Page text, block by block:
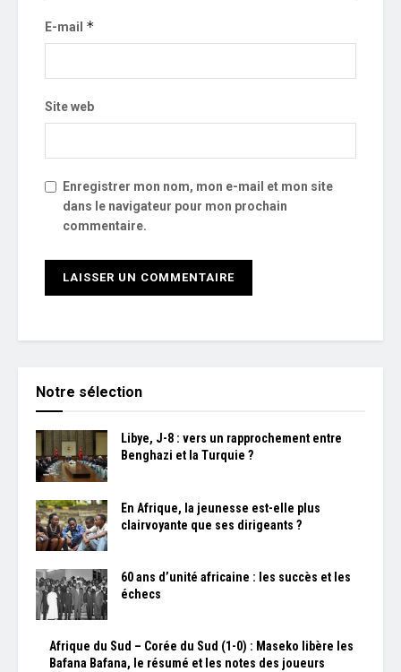
E-mail *
Site web
Enregistrer mon nom, mon e-mail et mon site
dans le navigateur pour mon prochain
commentaire.
Notre sélection
Libye, J-8 : vers un rapprochement entre
Benghazi et la Turquie ?
En Afrique, la jeunesse est-elle plus
clairvoyante que ses dirigeants ?
60 ans d’unité africaine : les succès et les
échecs
Afrique du Sud – Corée du Sud (1-0) : Maseko libère les
Bafana Bafana, le résumé et les notes des joueurs